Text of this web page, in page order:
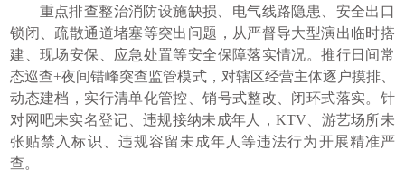
重点排查整治消防设施缺损、电气线路隐患、安全出口
锁闭、疏散通道堵塞等突出问题，从严督导大型演出临时搭
建、现场安保、应急处置等安全保障落实情况。推行日间常
态巡查+夜间错峰突查监管模式，对辖区经营主体逐户摸排、
动态建档，实行清单化管控、销号式整改、闭环式落实。针
对网吧未实名登记、违规接纳未成年人，KTV、游艺场所未
张贴禁入标识、违规容留未成年人等违法行为开展精准严
查。